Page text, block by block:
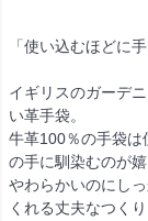
「使い込むほどに
イギリスのガーデ
い革手袋。
牛革100％の手袋は
の手に馴染むのが嬉
やわらかいのにし
くれる丈夫なつく